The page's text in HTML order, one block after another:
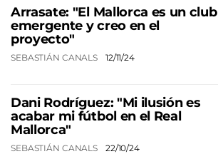
Arrasate: "El Mallorca es un club
emergente y creo en el
proyecto"
SEBASTIÁN CANALS 12/11/24
Dani Rodríguez: "Mi ilusión es
acabar mi fútbol en el Real
Mallorca"
SEBASTIÁN CANALS 22/10/24